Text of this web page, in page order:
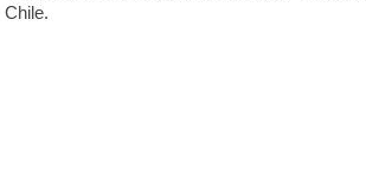
Chile.